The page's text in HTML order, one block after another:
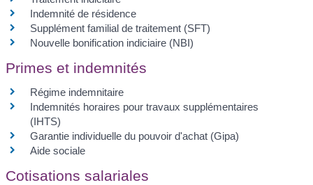
Indemnité de résidence
Supplément familial de traitement (SFT)
Nouvelle bonification indiciaire (NBI)
Primes et indemnités
Régime indemnitaire
Indemnités horaires pour travaux supplémentaires
(IHTS)
Garantie individuelle du pouvoir d'achat (Gipa)
Aide sociale
Cotisations salariales